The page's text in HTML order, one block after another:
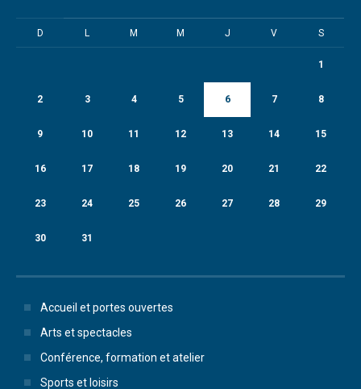
D L M M J V S
1
2 3 4 5 6 7 8
9 10 11 12 13 14 15
16 17 18 19 20 21 22
23 24 25 26 27 28 29
30 31
Accueil et portes ouvertes
Arts et spectacles
Conférence, formation et atelier
Sports et loisirs